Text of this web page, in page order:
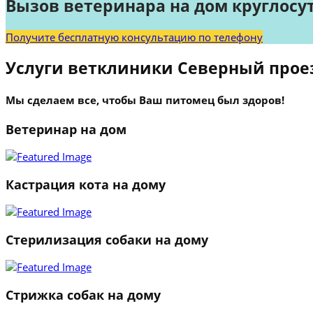
1
Вызов ветеринара на дом
Получите бесплатную консультацию по телефону
Услуги ветклиники Северный
Мы сделаем все, чтобы Ваш питомец был здоров!
Ветеринар на дом
Кастрация кота на дому
Стерилизация собаки на дому
Стрижка собак на дому